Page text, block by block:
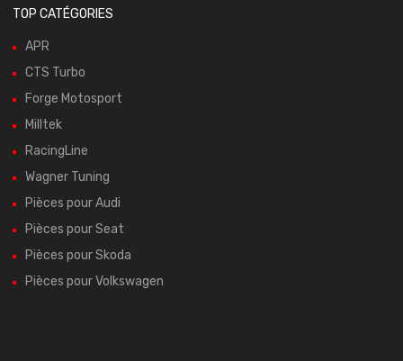
TOP CATÉGORIES
APR
CTS Turbo
Forge Motosport
Milltek
RacingLine
Wagner Tuning
Pièces pour Audi
Pièces pour Seat
Pièces pour Skoda
Pièces pour Volkswagen